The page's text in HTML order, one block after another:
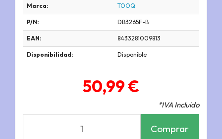
Marca: TOOQ
P/N: DB3265F-B
EAN: 8433281009813
Disponibilidad: Disponible
50,99 €
*IVA Incluido
Comprar